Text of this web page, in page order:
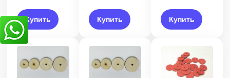
Купить Купить Купить